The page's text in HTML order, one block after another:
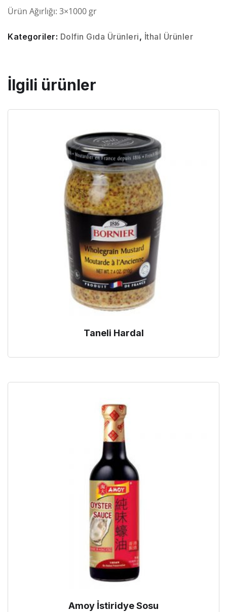
Ürün Ağırlığı: 3×1000 gr
Kategoriler: Dolfin Gıda Ürünleri, İthal Ürünler
İlgili ürünler
Taneli Hardal
Amoy İstiridye Sosu